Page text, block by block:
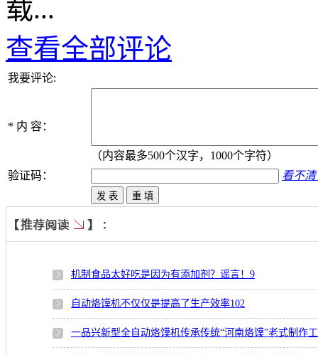
查看全部评论
我要评论:
* 内 容：
（内容最多500个汉字，1000个字符）
验证码：
看不
机制食品太好吃是因为有添加剂？谣言！ 9
自动烙馍机不仅仅是提高了生产效率102
一品兴新型全自动烙馍机传承传统“河南烙馍”老式制作